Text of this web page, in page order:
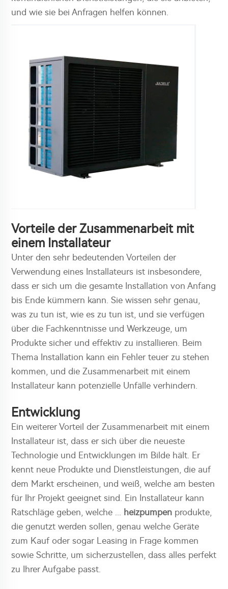
und wie sie bei Anfragen helfen können.
Vorteile der Zusammenarbeit mit
einem Installateur
Unter den sehr bedeutenden Vorteilen der
Verwendung eines Installateurs ist insbesondere,
dass er sich um die gesamte Installation von Anfang
bis Ende kümmern kann. Sie wissen sehr genau,
was zu tun ist, wie es zu tun ist, und sie verfügen
über die Fachkenntnisse und Werkzeuge, um
Produkte sicher und effektiv zu installieren. Beim
Thema Installation kann ein Fehler teuer zu stehen
kommen, und die Zusammenarbeit mit einem
Installateur kann potenzielle Unfälle verhindern.
Entwicklung
Ein weiterer Vorteil der Zusammenarbeit mit einem
Installateur ist, dass er sich über die neueste
Technologie und Entwicklungen im Bilde hält. Er
kennt neue Produkte und Dienstleistungen, die auf
dem Markt erscheinen, und weiß, welche am besten
für Ihr Projekt geeignet sind. Ein Installateur kann
Ratschläge geben, welche ... heizpumpen produkte,
die genutzt werden sollen, genau welche Geräte
zum Kauf oder sogar Leasing in Frage kommen
sowie Schritte, um sicherzustellen, dass alles perfekt
zu Ihrer Aufgabe passt.